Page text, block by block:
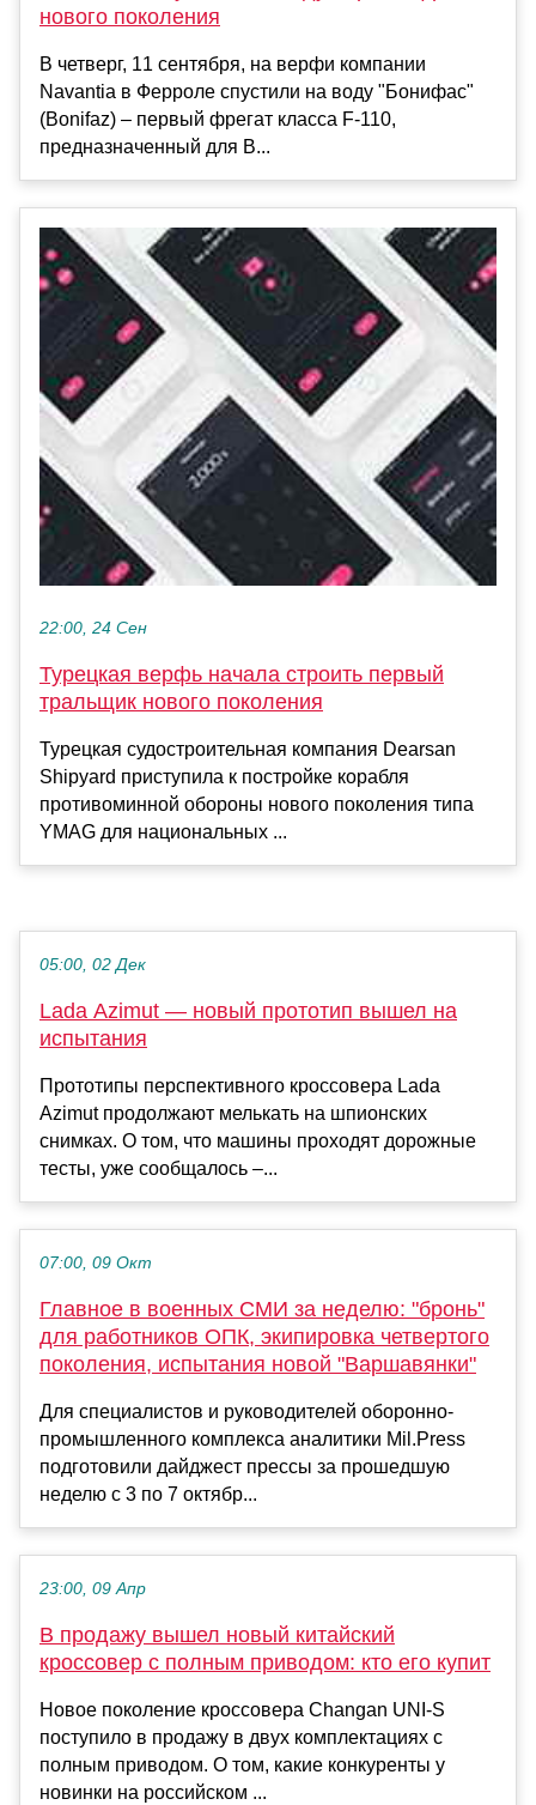
нового поколения
В четверг, 11 сентября, на верфи компании
Navantia в Ферроле спустили на воду "Бонифас"
(Bonifaz) – первый фрегат класса F-110,
предназначенный для В...
22:00, 24 Сен
Турецкая верфь начала строить первый
тральщик нового поколения
Турецкая судостроительная компания Dearsan
Shipyard приступила к постройке корабля
противоминной обороны нового поколения типа
YMAG для национальных ...
05:00, 02 Дек
Lada Azimut — новый прототип вышел на
испытания
Прототипы перспективного кроссовера Lada
Azimut продолжают мелькать на шпионских
снимках. О том, что машины проходят дорожные
тесты, уже сообщалось –...
07:00, 09 Окт
Главное в военных СМИ за неделю: "бронь"
для работников ОПК, экипировка четвертого
поколения, испытания новой "Варшавянки"
Для специалистов и руководителей оборонно-
промышленного комплекса аналитики Mil.Press
подготовили дайджест прессы за прошедшую
неделю с 3 по 7 октябр...
23:00, 09 Апр
В продажу вышел новый китайский
кроссовер с полным приводом: кто его купит
Новое поколение кроссовера Changan UNI-S
поступило в продажу в двух комплектациях с
полным приводом. О том, какие конкуренты у
новинки на российском ...